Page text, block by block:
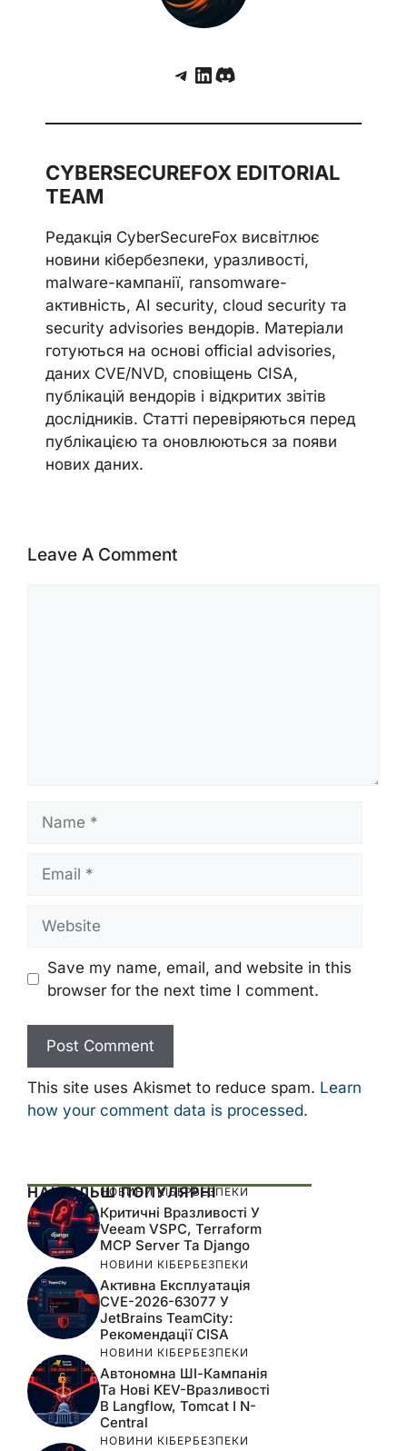
Telegram
LinkedIn
Discord
CYBERSECUREFOX EDITORIAL
TEAM
Редакція CyberSecureFox висвітлює
новини кібербезпеки, уразливості,
malware-кампанії, ransomware-
активність, AI security, cloud security та
security advisories вендорів. Матеріали
готуються на основі official advisories,
даних CVE/NVD, сповіщень CISA,
публікацій вендорів і відкритих звітів
дослідників. Статті перевіряються перед
публікацією та оновлюються за появи
нових даних.
Leave A Comment
Save my name, email, and website in this
browser for the next time I comment.
This site uses Akismet to reduce spam. Learn
how your comment data is processed.
НАЙБІЛЬШ ПОПУЛЯРНІ
НОВИНИ КІБЕРБЕЗПЕКИ
Критичні Вразливості У
Veeam VSPC, Terraform
MCP Server Та Django
НОВИНИ КІБЕРБЕЗПЕКИ
Активна Експлуатація
CVE-2026-63077 У
JetBrains TeamCity:
Рекомендації CISA
НОВИНИ КІБЕРБЕЗПЕКИ
Автономна ШІ-Кампанія
Та Нові KEV-Вразливості
В Langflow, Tomcat І N-
Central
НОВИНИ КІБЕРБЕЗПЕКИ